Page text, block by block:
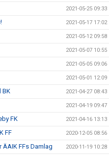
2021-05-25 09:33
2021-05-17 17:02
2021-05-12 09:58
2021-05-07 10:55
2021-05-05 09:06
2021-05-01 12:09
BK 2021-04-27 08:43
2021-04-19 09:47
FK 2021-04-16 13:13
FF 2020-12-05 08:56
FFs Damlag 2020-11-19 10:28